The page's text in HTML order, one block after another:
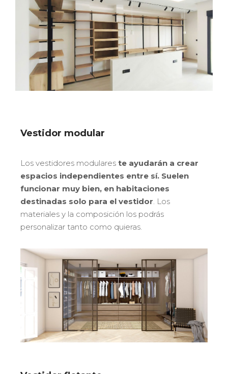
Vestidor modular
Los vestidores modulares te ayudarán a crear
espacios independientes entre sí. Suelen
funcionar muy bien, en habitaciones
destinadas solo para el vestidor. Los
materiales y la composición los podrás
personalizar tanto como quieras.